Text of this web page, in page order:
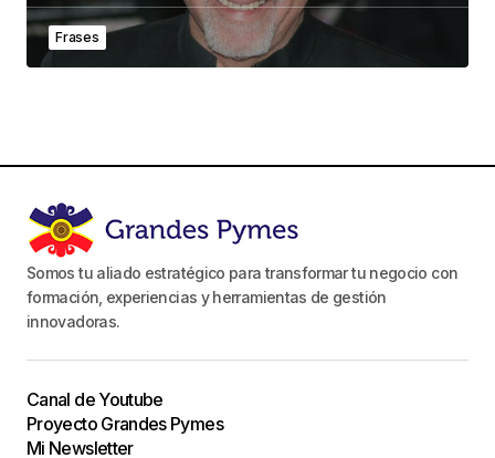
Frases
Somos tu aliado estratégico para transformar tu negocio con
formación, experiencias y herramientas de gestión
innovadoras.
Canal de Youtube
Proyecto Grandes Pymes
Mi Newsletter